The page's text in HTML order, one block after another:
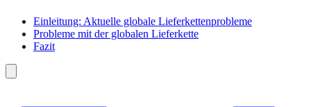
Einleitung: Aktuelle globale Lieferkettenprobleme
Probleme mit der globalen Lieferkette
Fazit